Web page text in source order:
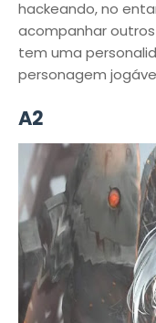
hackeando, no
acompanhar
tem uma
personagem
A2